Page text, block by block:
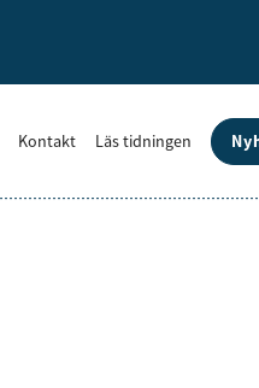
Kontakt Läs tidningen